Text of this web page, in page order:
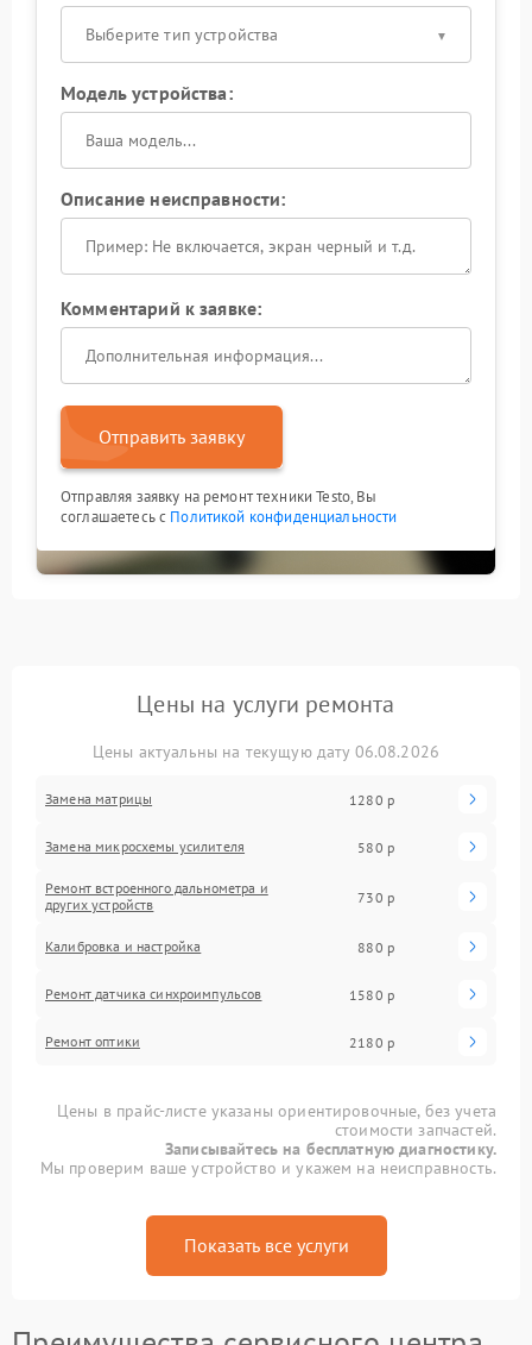
Выберите тип устройства
Модель устройства:
Описание неисправности:
Комментарий к заявке:
Отправить заявку
Отправляя заявку на ремонт техники Testo, Вы
соглашаетесь с Политикой конфиденциальности
Цены на услуги ремонта
Цены актуальны на текущую дату 06.08.2026
Замена матрицы 1280 р
Замена микросхемы усилителя 580 р
Ремонт встроенного дальнометра и
других устройств
730 р
Калибровка и настройка 880 р
Ремонт датчика синхроимпульсов 1580 р
Ремонт оптики 2180 р
Цены в прайс-листе указаны ориентировочные, без учета
стоимости запчастей.
Записывайтесь на бесплатную диагностику.
Мы проверим ваше устройство и укажем на неисправность.
Показать все услуги